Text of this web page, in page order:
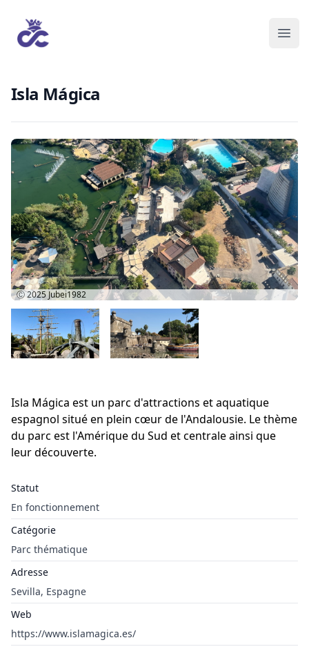
Isla Mágica
Isla Mágica est un parc d'attractions et aquatique
espagnol situé en plein cœur de l'Andalousie. Le thème
du parc est l'Amérique du Sud et centrale ainsi que
leur découverte.
Statut
En fonctionnement
Catégorie
Parc thématique
Adresse
Sevilla, Espagne
Web
https://www.islamagica.es/
Ⓒ 2025 Jubei1982